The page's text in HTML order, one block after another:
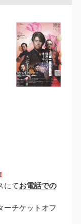
にてお電話での
チケットオフ